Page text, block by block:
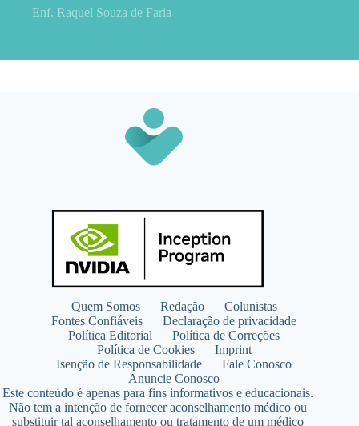
Enf. Raquel Souza de Faria
Quem Somos Redação
Colunistas
Fontes Confiáveis
Declaração de privacidade
Política Editorial
Política de Correções
Política de Cookies
Imprint
Isenção de Responsabilidade
Fale Conosco
Anuncie Conosco
Este conteúdo é apenas para fins informativos e educacionais.
Não tem a intenção de fornecer aconselhamento médico ou
substituir tal aconselhamento ou tratamento de um médico